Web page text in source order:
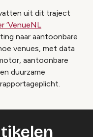
uit dit traject
‘VenueNL
naar aantoonbare
venues, met data
aantoonbare
duurzame